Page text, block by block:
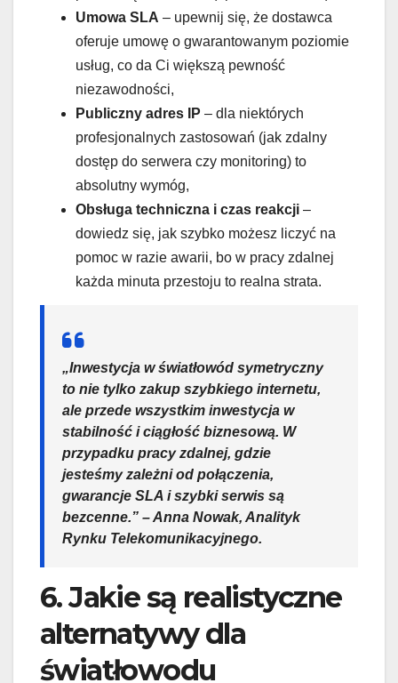
Umowa SLA – upewnij się, że dostawca
oferuje umowę o gwarantowanym poziomie
usług, co da Ci większą pewność
niezawodności,
Publiczny adres IP – dla niektórych
profesjonalnych zastosowań (jak zdalny
dostęp do serwera czy monitoring) to
absolutny wymóg,
Obsługa techniczna i czas reakcji –
dowiedz się, jak szybko możesz liczyć na
pomoc w razie awarii, bo w pracy zdalnej
każda minuta przestoju to realna strata.
„Inwestycja w światłowód symetryczny
to nie tylko zakup szybkiego internetu,
ale przede wszystkim inwestycja w
stabilność i ciągłość biznesową. W
przypadku pracy zdalnej, gdzie
jesteśmy zależni od połączenia,
gwarancje SLA i szybki serwis są
bezcenne.” – Anna Nowak, Analityk
Rynku Telekomunikacyjnego.
6. Jakie są realistyczne
alternatywy dla
światłowodu